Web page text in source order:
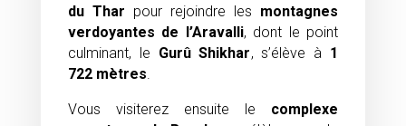
du Thar pour rejoindre les montagnes
verdoyantes de l’Aravalli, dont le point
culminant, le Gurû Shikhar, s’élève à 1
722 mètres
Vous visiterez ensuite le complexe